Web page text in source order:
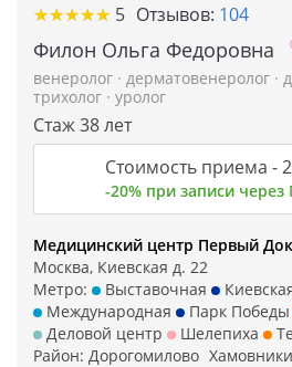
★★★★★
★★★★★ 5 Отзывов: 104
Филон Ольга Федоровна
венеролог · дерматовенеролог ·
трихолог · уролог
Стаж 38 лет
Стоимость приема -
-20% при записи
Медицинский центр Первый
Москва, Киевская д. 22
Метро:
Выставочная
Международная
Парк Победы
Деловой центр
Шелепиха
Район: Дорогомилово Хамовники